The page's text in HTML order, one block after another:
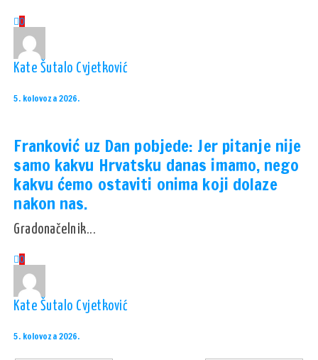
0
Kate Šutalo Cvjetković
5. kolovoza 2026.
Franković uz Dan pobjede: Jer pitanje nije
samo kakvu Hrvatsku danas imamo, nego
kakvu ćemo ostaviti onima koji dolaze
nakon nas.
Gradonačelnik...
0
Kate Šutalo Cvjetković
5. kolovoza 2026.